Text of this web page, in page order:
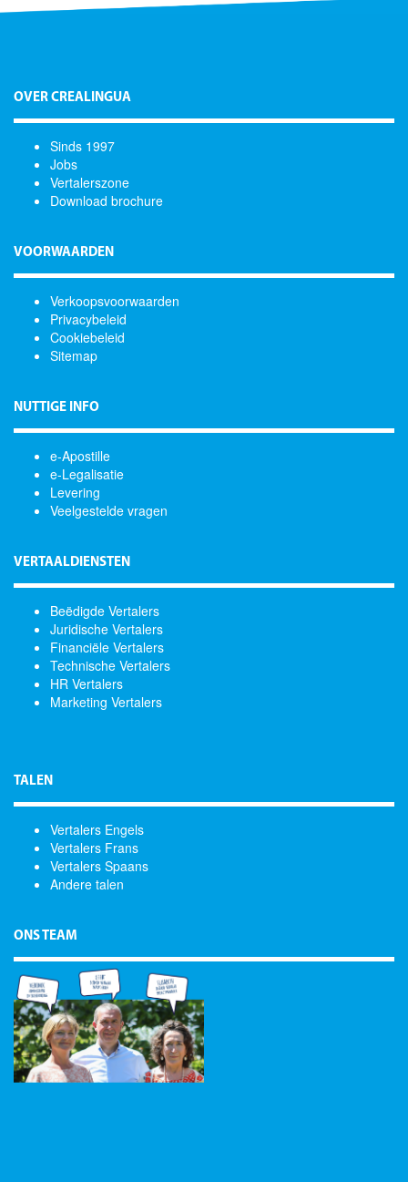
OVER CREALINGUA
Sinds 1997
Jobs
Vertalerszone
Download brochure
VOORWAARDEN
Verkoopsvoorwaarden
Privacybeleid
Cookiebeleid
Sitemap
NUTTIGE INFO
e-Apostille
e-Legalisatie
Levering
Veelgestelde vragen
VERTAALDIENSTEN
Beëdigde Vertalers
Juridische Vertalers
Financiële Vertalers
Technische Vertalers
HR Vertalers
Marketing Vertalers
TALEN
Vertalers Engels
Vertalers Frans
Vertalers Spaans
Andere talen
ONS TEAM